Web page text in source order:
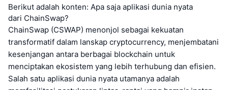
Berikut adalah konten: Apa saja aplikasi dunia nyata
dari ChainSwap?
ChainSwap (CSWAP) menonjol sebagai kekuatan
transformatif dalam lanskap cryptocurrency, menjembatani
kesenjangan antara berbagai blockchain untuk
menciptakan ekosistem yang lebih terhubung dan efisien.
Salah satu aplikasi dunia nyata utamanya adalah